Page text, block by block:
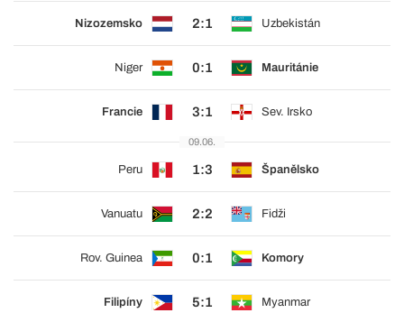
Nizozemsko 2:1 Uzbekistán
Niger 0:1 Mauritánie
Francie 3:1 Sev. Irsko
09.06.
Peru 1:3 Španělsko
Vanuatu 2:2 Fidži
Rov. Guinea 0:1 Komory
Filipíny 5:1 Myanmar